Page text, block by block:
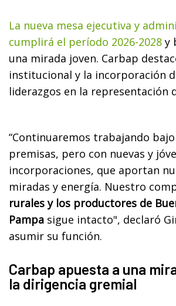
La nueva mesa ejecutiva y
cumplirá el período 2026-2028 y
una mirada joven. Carbap
institucional y la incorporación
liderazgos en la representación
“Continuaremos trabajando
premisas, pero con nuevas y
incorporaciones, que aportan
miradas y energía. Nuestro
rurales y los productores de
Pampa sigue intacto", declaró
asumir su función.
Carbap apuesta a una
la dirigencia gremial